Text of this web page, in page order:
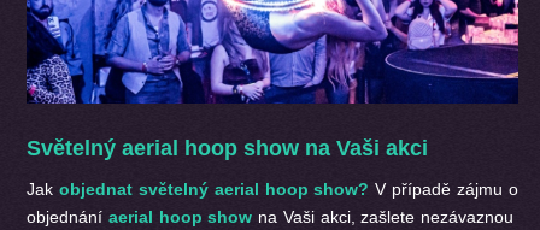
Světelný aerial hoop show na Vaši akci
Jak objednat světelný aerial hoop show? V případě zájmu o
objednání aerial hoop show na Vaši akci, zašlete nezávaznou